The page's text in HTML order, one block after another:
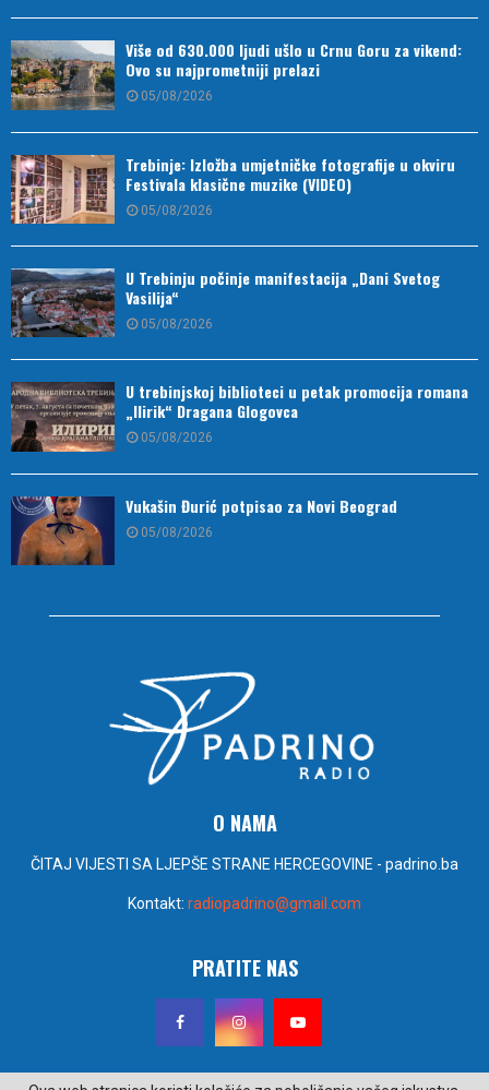
Više od 630.000 ljudi ušlo u Crnu Goru za vikend:
Ovo su najprometniji prelazi
05/08/2026
Trebinje: Izložba umjetničke fotografije u okviru
Festivala klasične muzike (VIDEO)
05/08/2026
U Trebinju počinje manifestacija „Dani Svetog
Vasilija“
05/08/2026
U trebinjskoj biblioteci u petak promocija romana
„Ilirik“ Dragana Glogovca
05/08/2026
Vukašin Đurić potpisao za Novi Beograd
05/08/2026
O NAMA
ČITAJ VIJESTI SA LJEPŠE STRANE HERCEGOVINE - padrino.ba
Kontakt: radiopadrino@gmail.com
PRATITE NAS